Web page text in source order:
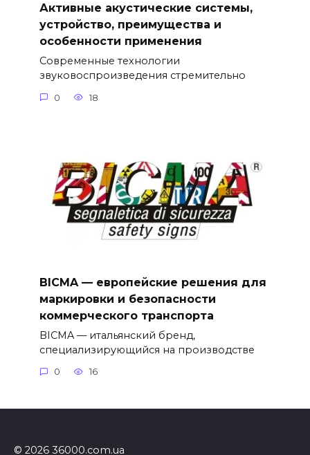
Активные акустические системы,
устройство, преимущества и
особенности применения
Современные технологии
звуковоспроизведения стремительно
0 18
BICMA — европейские решения для
маркировки и безопасности
коммерческого транспорта
BICMA — итальянский бренд,
специализирующийся на производстве
0 16
© 2026 36000.com.ua